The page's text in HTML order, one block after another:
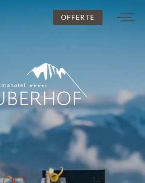
L’Huberhof
OFFERTE